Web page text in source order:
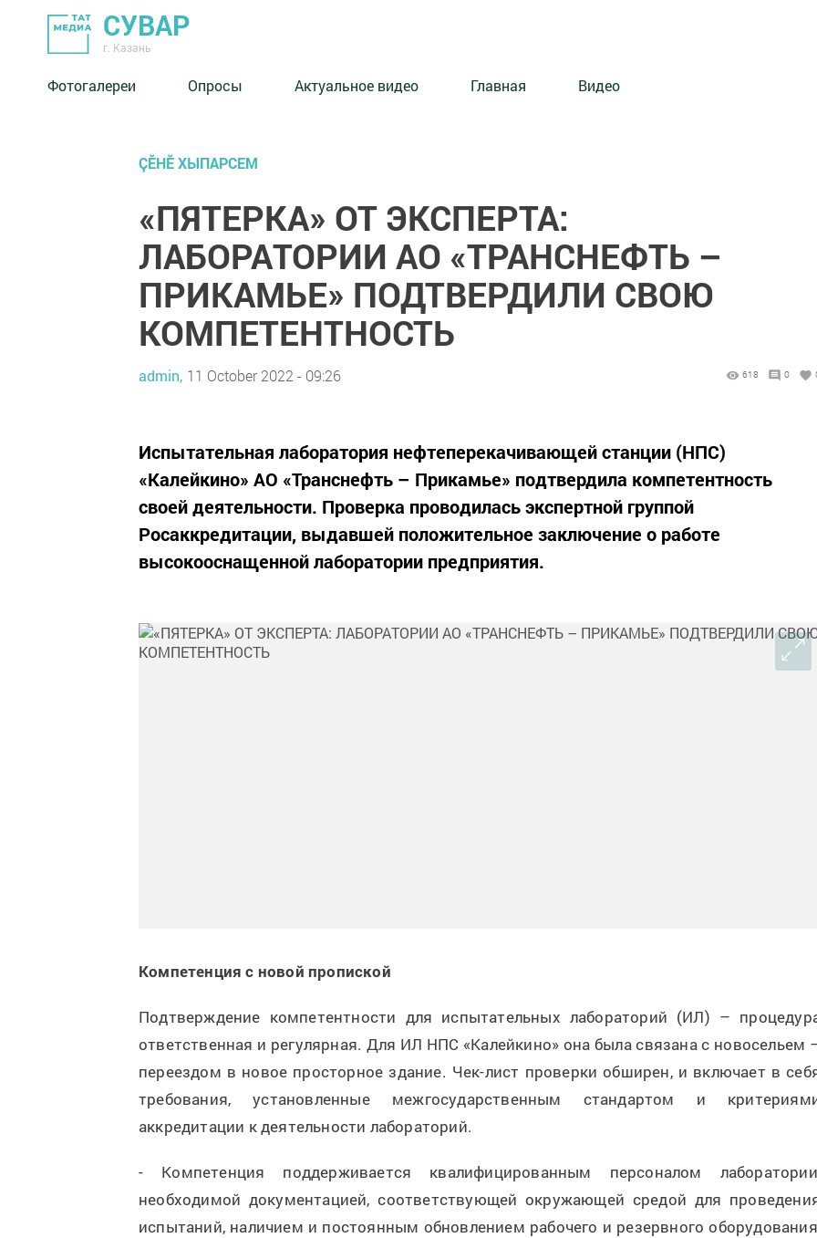
СУВАР
г. Казань
Фотогалереи Опросы Актуальное видео Главная Видео
ÇӖНӖ ХЫПАРСЕМ
«ПЯТЕРКА» ОТ ЭКСПЕРТА:
ЛАБОРАТОРИИ АО «ТРАНСНЕФТЬ –
ПРИКАМЬЕ» ПОДТВЕРДИЛИ СВОЮ
КОМПЕТЕНТНОСТЬ
admin, 11 October 2022 - 09:26 618 0
Испытательная лаборатория нефтеперекачивающей станции (НПС)
«Калейкино» АО «Транснефть – Прикамье» подтвердила компетентность
своей деятельности. Проверка проводилась экспертной группой
Росаккредитации, выдавшей положительное заключение о работе
высокооснащенной лаборатории предприятия.
Компетенция с новой пропиской
Подтверждение компетентности для испытательных лабораторий (ИЛ) –
ответственная и регулярная. Для ИЛ НПС «Калейкино» она была связана с новосельем
переездом в новое просторное здание. Чек-лист проверки обширен, и включает в
требования, установленные межгосударственным стандартом и
аккредитации к деятельности лабораторий.
- Компетенция поддерживается квалифицированным персоналом
необходимой документацией, соответствующей окружающей средой для
испытаний, наличием и постоянным обновлением рабочего и резервного